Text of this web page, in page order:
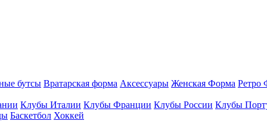
бутсы Вратарская форма Аксессуары Женская Форма Ретро
Клубы Италии Клубы Франции Клубы России Клубы
Баскетбол Хоккей